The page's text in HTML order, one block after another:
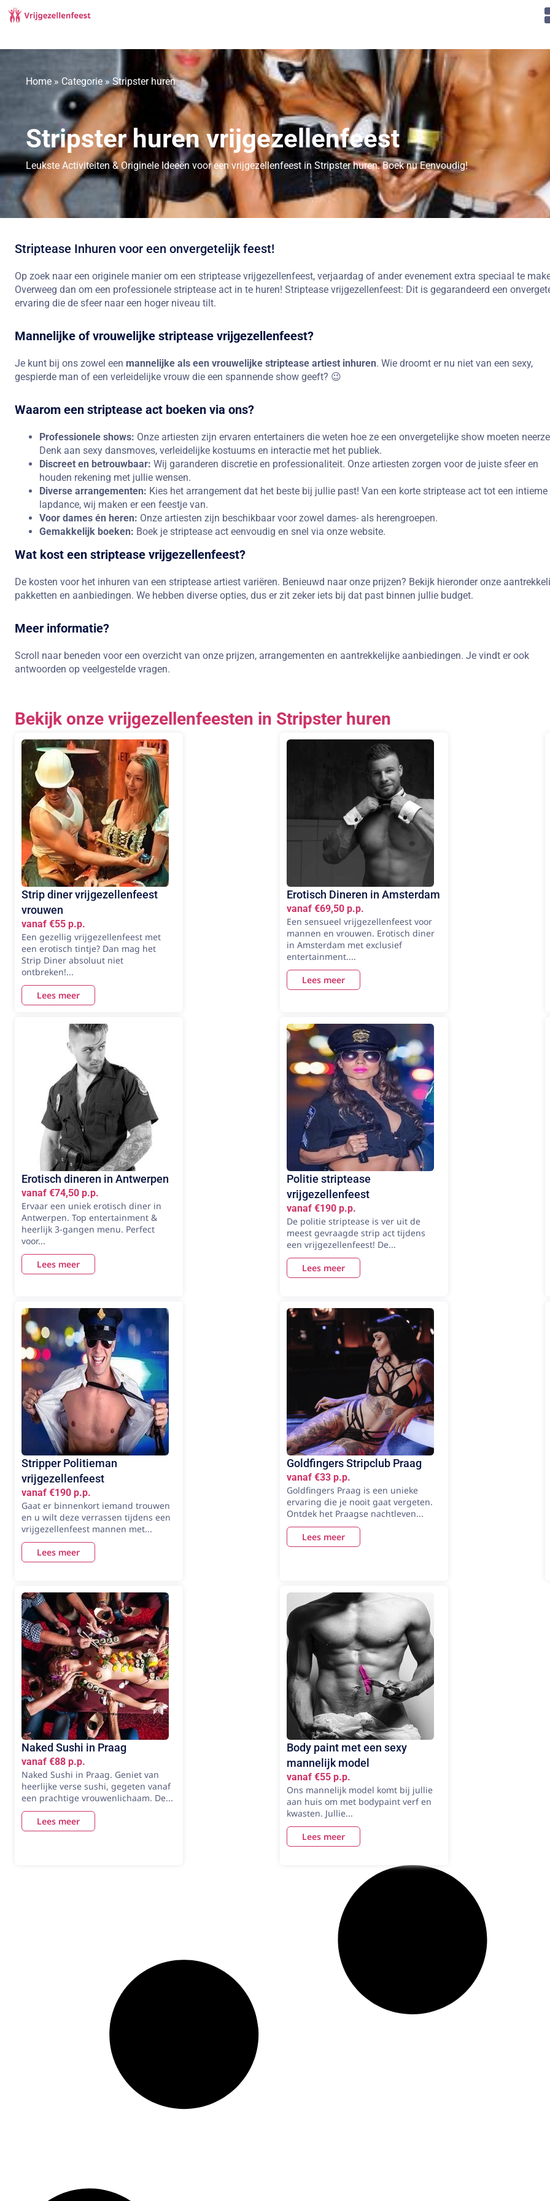
Home » Categorie» Stripster huren
Stripster huren vrijgezellenfeest
Leukste Activiteiten & Originele Ideeën voor een vrijgezellenfeest in Stripster huren. Boek nu Eenvoudig!
Striptease Inhuren voor een onvergetelijk feest!
Op zoek naar een originele manier om een striptease vrijgezellenfeest, verjaardag of ander evenement extra speciaal te
Overweeg dan om een professionele striptease act in te huren! Striptease vrijgezellenfeest: Dit is gegarandeerd een
ervaring die de sfeer naar een hoger niveau tilt.
Mannelijke of vrouwelijke striptease vrijgezellenfeest?
Je kunt bij ons zowel een mannelijke als een vrouwelijke striptease artiest inhuren. Wie droomt er nu niet van een sexy,
gespierde man of een verleidelijke vrouw die een spannende show geeft? 😉
Waarom een striptease act boeken via ons?
Professionele shows: Onze artiesten zijn ervaren entertainers die weten hoe ze een onvergetelijke show moeten
Denk aan sexy dansmoves, verleidelijke kostuums en interactie met het publiek.
Discreet en betrouwbaar: Wij garanderen discretie en professionaliteit. Onze artiesten zorgen voor de juiste sfeer en
houden rekening met jullie wensen.
Diverse arrangementen: Kies het arrangement dat het beste bij jullie past! Van een korte striptease act tot een intieme
lapdance, wij maken er een feestje van.
Voor dames én heren: Onze artiesten zijn beschikbaar voor zowel dames- als herengroepen.
Gemakkelijk boeken: Boek je striptease act eenvoudig en snel via onze website.
Wat kost een striptease vrijgezellenfeest?
De kosten voor het inhuren van een striptease artiest variëren. Benieuwd naar onze prijzen? Bekijk hieronder onze
pakketten en aanbiedingen. We hebben diverse opties, dus er zit zeker iets bij dat past binnen jullie budget.
Meer informatie?
Scroll naar beneden voor een overzicht van onze prijzen, arrangementen en aantrekkelijke aanbiedingen. Je vindt er ook
antwoorden op veelgestelde vragen.
Bekijk onze vrijgezellenfeesten in Stripster huren
Strip diner vrijgezellenfeest
vrouwen
vanaf €55 p.p.
Een gezellig vrijgezellenfeest met
een erotisch tintje? Dan mag het
Strip Diner absoluut niet
ontbreken!...
Lees meer
Erotisch Dineren in Amsterdam
vanaf €69,50 p.p.
Een sensueel vrijgezellenfeest voor
mannen en vrouwen. Erotisch diner
in Amsterdam met exclusief
entertainment....
Lees meer
Erotisch dineren in Antwerpen
vanaf €74,50 p.p.
Ervaar een uniek erotisch diner in
Antwerpen. Top entertainment &
heerlijk 3-gangen menu. Perfect
voor...
Lees meer
Politie striptease
vrijgezellenfeest
vanaf €190 p.p.
De politie striptease is ver uit de
meest gevraagde strip act tijdens
een vrijgezellenfeest! De...
Lees meer
Stripper Politieman
vrijgezellenfeest
vanaf €190 p.p.
Gaat er binnenkort iemand trouwen
en u wilt deze verrassen tijdens een
vrijgezellenfeest mannen met...
Lees meer
Goldfingers Stripclub Praag
vanaf €33 p.p.
Goldfingers Praag is een unieke
ervaring die je nooit gaat vergeten.
Ontdek het Praagse nachtleven...
Lees meer
Naked Sushi in Praag
vanaf €88 p.p.
Naked Sushi in Praag. Geniet van
heerlijke verse sushi, gegeten vanaf
een prachtige vrouwenlichaam. De...
Lees meer
Body paint met een sexy
mannelijk model
vanaf €55 p.p.
Ons mannelijk model komt bij jullie
aan huis om met bodypaint verf en
kwasten. Jullie...
Lees meer